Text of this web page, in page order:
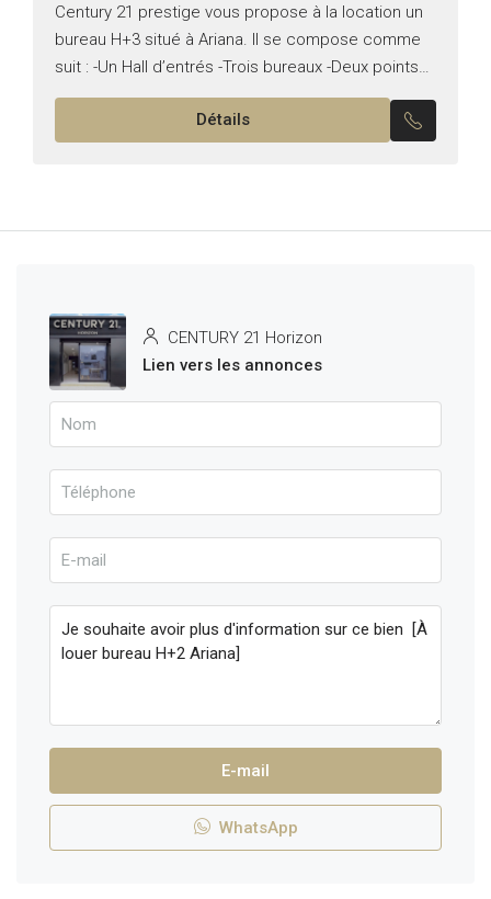
Century 21 prestige vous propose à la location un
bureau H+3 situé à Ariana. Il se compose comme
suit : -Un Hall d’entrés -Trois bureaux -Deux points
d’eau -Une place de parking...
Détails
CENTURY 21 Horizon
Lien vers les annonces
E-mail
WhatsApp